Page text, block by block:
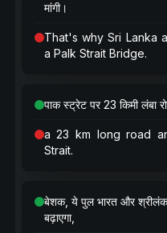
मांगी।
That's why Sri Lanka
a Palk Strait Bridge.
पाक स्ट्रेट पर 23 किमी लंबा
a 23 km long road
Strait.
बेशक, ये पुल भारत और
बढ़ाएगा,